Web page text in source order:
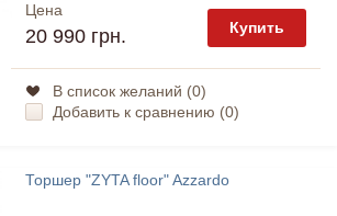
Цена
20 990 грн. Купить
В список желаний (0)
Добавить к сравнению (0)
Торшер "ZYTA floor" Azzardo